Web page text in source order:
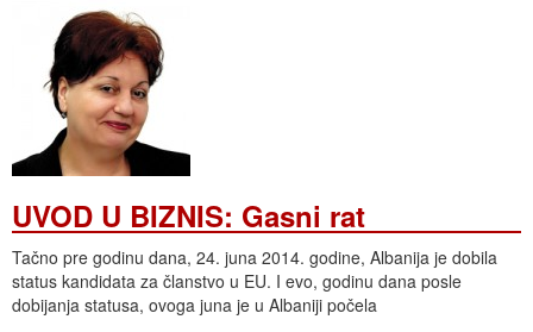
UVOD U BIZNIS: Gasni rat
Tačno pre godinu dana, 24. juna 2014. godine, Albanija je dobila
status kandidata za članstvo u EU. I evo, godinu dana posle
dobijanja statusa, ovoga juna je u Albaniji počela